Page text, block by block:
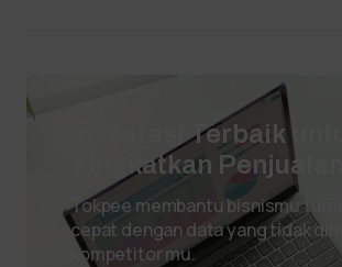
Investasi Terbaik
Tingkatkan
Tokpee membantu bisnismu
cepat dengan data yang tidak
kompetitor mu.